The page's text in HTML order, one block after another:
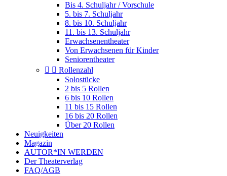
Bis 4. Schuljahr / Vorschule
5. bis 7. Schuljahr
8. bis 10. Schuljahr
11. bis 13. Schuljahr
Erwachsenentheater
Von Erwachsenen für Kinder
Seniorentheater
  Rollenzahl
Solostücke
2 bis 5 Rollen
6 bis 10 Rollen
11 bis 15 Rollen
16 bis 20 Rollen
Über 20 Rollen
Neuigkeiten
Magazin
AUTOR*IN WERDEN
Der Theaterverlag
FAQ/AGB